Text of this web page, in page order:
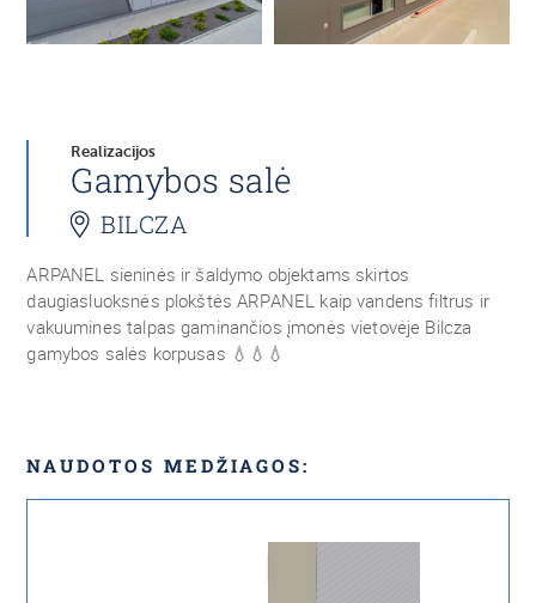
Realizacijos
Gamybos salė
BILCZA
ARPANEL sieninės ir šaldymo objektams skirtos
daugiasluoksnės plokštės ARPANEL kaip vandens filtrus ir
vakuumines talpas gaminančios įmonės vietovėje Bilcza
gamybos salės korpusas 💧💧💧
NAUDOTOS MEDŽIAGOS: